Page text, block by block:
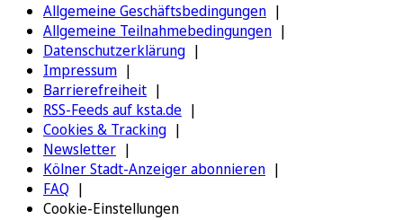
Allgemeine Geschäftsbedingungen
Allgemeine Teilnahmebedingungen
Datenschutzerklärung
Impressum
Barrierefreiheit
RSS-Feeds auf ksta.de
Cookies & Tracking
Newsletter
Kölner Stadt-Anzeiger abonnieren
FAQ
Cookie-Einstellungen